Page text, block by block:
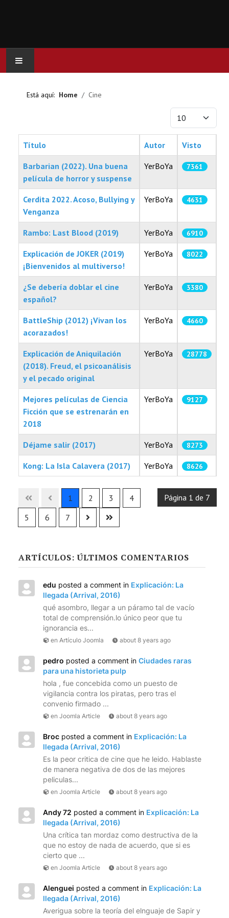
CINE
SERIES
JUEGOS
OCIO
TECNOLOGÍA
LETRAS
CIENCIA
CULTURA
SALUD
Está aquí: Home Cine
Cantidad a
Título Autor Visto
Barbarian (2022). Una buena
película de horror y suspense
YerBoYa 7361
Cerdita 2022. Acoso, Bullying y
Venganza
YerBoYa 4631
Rambo: Last Blood (2019) YerBoYa 6910
Explicación de JOKER (2019)
¡Bienvenidos al multiverso!
YerBoYa 8022
¿Se debería doblar el cine
español?
YerBoYa 3380
BattleShip (2012) ¡Vivan los
acorazados!
YerBoYa 4660
Explicación de Aniquilación
(2018). Freud, el psicoanálisis
y el pecado original
YerBoYa 28778
Mejores películas de Ciencia
Ficción que se estrenarán en
2018
YerBoYa 9127
Déjame salir (2017) YerBoYa 8273
Kong: La Isla Calavera (2017) YerBoYa 8626
Página 1 de 7
1 2 3
4
5
6 7
ARTÍCULOS: ÚLTIMOS COMENTARIOS
edu posted a comment in Explicación: La
llegada (Arrival, 2016)
qué asombro, llegar a un páramo tal de vacío
total de comprensión.lo único peor que tu
ignorancia es...
en Artículo Joomla about 8 years ago
pedro posted a comment in Ciudades raras
para una historieta pulp
hola , fue concebida como un puesto de
vigilancia contra los piratas, pero tras el
convenio firmado ...
en Joomla Article about 8 years ago
Broc posted a comment in Explicación: La
llegada (Arrival, 2016)
Es la peor critica de cine que he leido. Hablaste
de manera negativa de dos de las mejores
peliculas...
en Joomla Article about 8 years ago
Andy 72 posted a comment in Explicación: La
llegada (Arrival, 2016)
Una crítica tan mordaz como destructiva de la
que no estoy de nada de acuerdo, que si es
cierto que ...
en Joomla Article about 8 years ago
Alenguei posted a comment in Explicación: La
llegada (Arrival, 2016)
Averigua sobre la teoría del elnguaje de Sapir y